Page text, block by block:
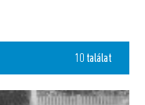
10 találat